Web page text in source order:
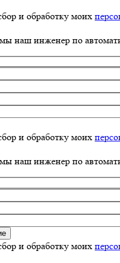
и обработку моих
наш инженер по
и обработку моих
наш инженер по
и обработку моих